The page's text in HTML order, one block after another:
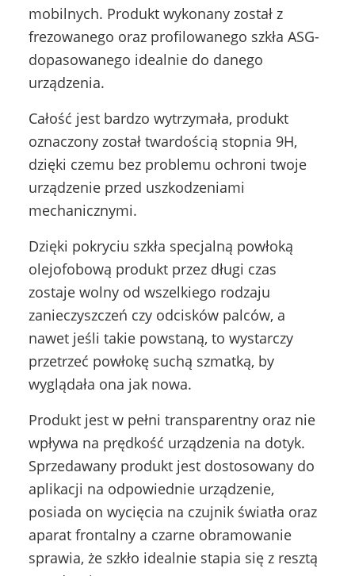
mobilnych. Produkt wykonany został z
frezowanego oraz profilowanego szkła ASG-
dopasowanego idealnie do danego
urządzenia.
Całość jest bardzo wytrzymała, produkt
oznaczony został twardością stopnia 9H,
dzięki czemu bez problemu ochroni twoje
urządzenie przed uszkodzeniami
mechanicznymi.
Dzięki pokryciu szkła specjalną powłoką
olejofobową produkt przez długi czas
zostaje wolny od wszelkiego rodzaju
zanieczyszczeń czy odcisków palców, a
nawet jeśli takie powstaną, to wystarczy
przetrzeć powłokę suchą szmatką, by
wyglądała ona jak nowa.
Produkt jest w pełni transparentny oraz nie
wpływa na prędkość urządzenia na dotyk.
Sprzedawany produkt jest dostosowany do
aplikacji na odpowiednie urządzenie,
posiada on wycięcia na czujnik światła oraz
aparat frontalny a czarne obramowanie
sprawia, że szkło idealnie stapia się z resztą